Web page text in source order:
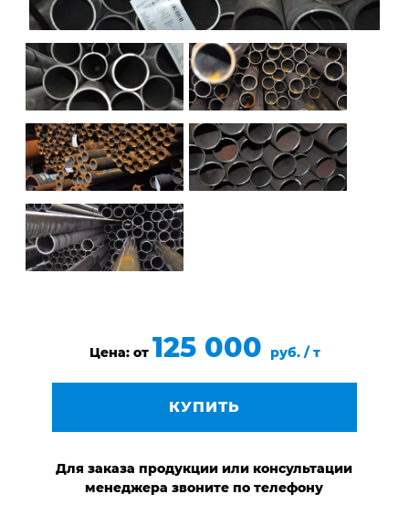
КОНТАКТЫ
Цена: от 125 000 руб. / т
КУПИТЬ
Для заказа продукции или консультации
менеджера звоните по телефону